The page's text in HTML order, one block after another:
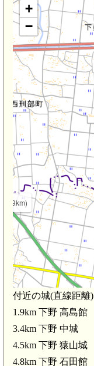
(1.9km)
+
−
付近の城(直線距離)
1.9km 下野 高島館
3.4km 下野 中城
4.5km 下野 猿山城
4.8km 下野 石田館